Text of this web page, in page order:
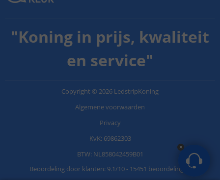
"Koning in prijs, kwaliteit
en service"
Copyright © 2026 LedstripKoning
Algemene voorwaarden
Privacy
KvK: 69862303
BTW: NL858042459B01
Beoordeling door klanten: 9.1/10- 15451 beoordelingen